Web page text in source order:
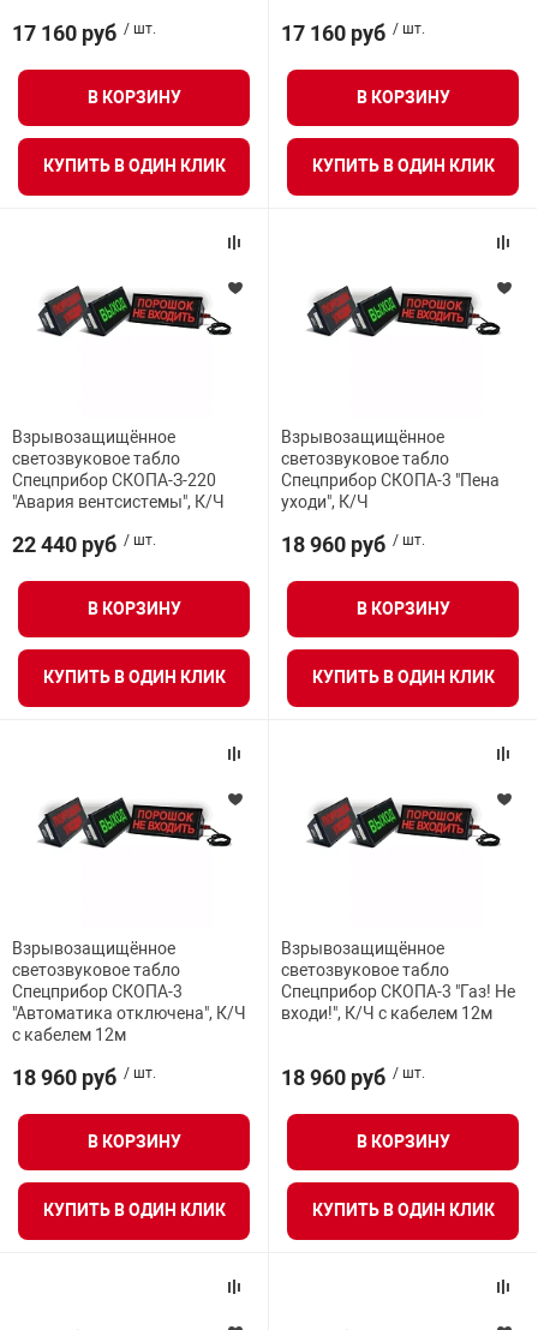
автомобили
информации
техника
ключи
сигнализации
безопасность
оборудование
17 160 руб / шт.
В КОРЗИНУ
КУПИТЬ В ОДИН КЛИК
17 160 руб / шт.
В КОРЗИНУ
КУПИТЬ В ОДИН КЛИК
Взрывозащищённое
светозвуковое табло
Спецприбор СКОПА-З-220
"Авария вентсистемы", К/Ч
22 440 руб / шт.
В КОРЗИНУ
КУПИТЬ В ОДИН КЛИК
Взрывозащищённое
светозвуковое табло
Спецприбор СКОПА-3 "Пена
уходи", К/Ч
18 960 руб / шт.
В КОРЗИНУ
КУПИТЬ В ОДИН КЛИК
Взрывозащищённое
светозвуковое табло
Спецприбор СКОПА-3
"Автоматика отключена", К/Ч
с кабелем 12м
18 960 руб / шт.
В КОРЗИНУ
КУПИТЬ В ОДИН КЛИК
Взрывозащищённое
светозвуковое табло
Спецприбор СКОПА-3 "Газ! Не
входи!", К/Ч с кабелем 12м
18 960 руб / шт.
В КОРЗИНУ
КУПИТЬ В ОДИН КЛИК